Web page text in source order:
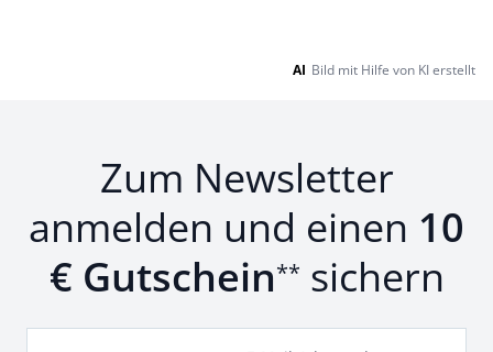
AI Bild mit Hilfe von KI erstellt
Zum Newsletter
anmelden und einen 10
€ Gutschein** sichern